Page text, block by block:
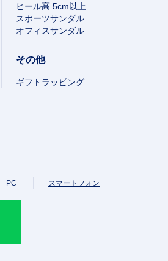
ヒール高 5cm以上
スポーツサンダル
オフィスサンダル
その他
ギフトラッピング
PC スマートフォン